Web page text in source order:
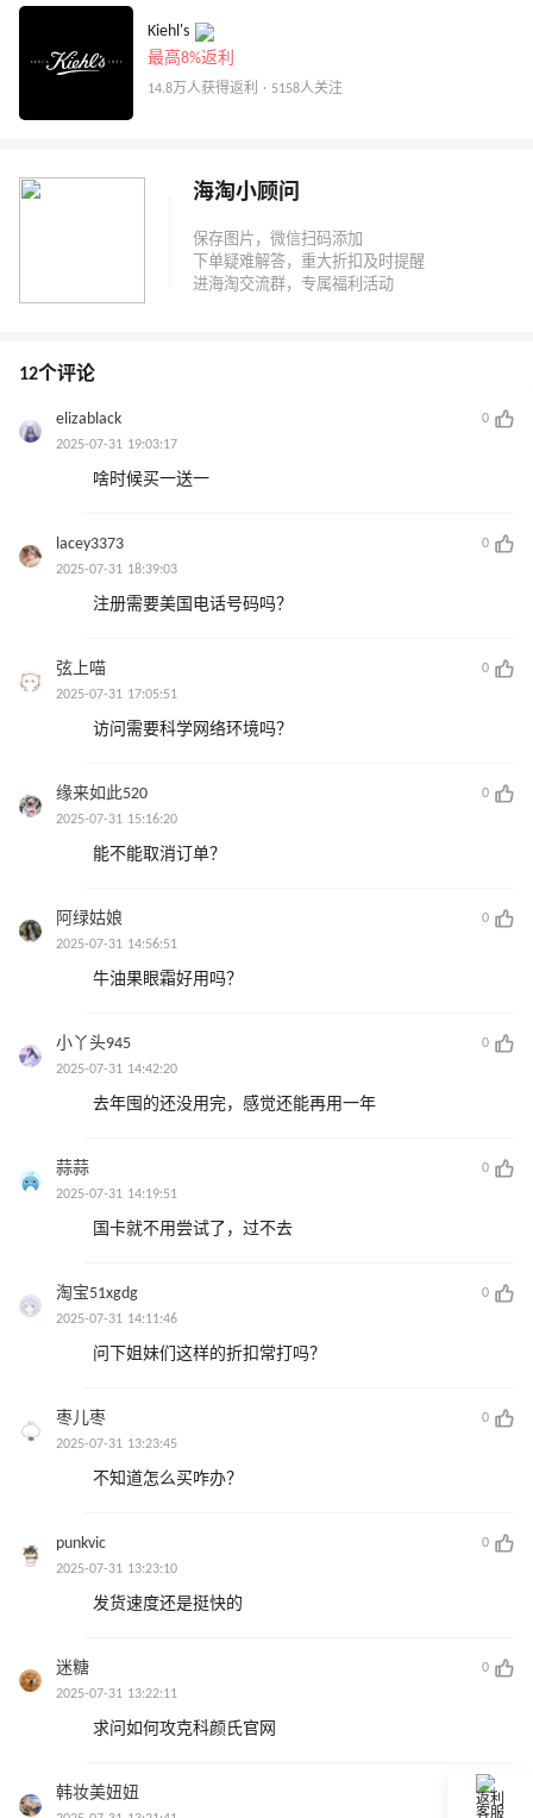
Kiehl's
最高8%返利
14.8万人获得返利 · 5158人关注
海淘小顾问
12个评论
elizablack
0
2025-07-31 19:03:17
啥时候买一送一
lacey3373
0
2025-07-31 18:39:03
注册需要美国电话号码吗？
弦上喵
0
2025-07-31 17:05:51
访问需要科学网络环境吗？
缘来如此520
0
2025-07-31 15:16:20
能不能取消订单？
阿绿姑娘
0
2025-07-31 14:56:51
牛油果眼霜好用吗？
小丫头945
0
2025-07-31 14:42:20
去年囤的还没用完，感觉还能再用一年
蒜蒜
0
2025-07-31 14:19:51
国卡就不用尝试了，过不去
淘宝51xgdg
0
2025-07-31 14:11:46
问下姐妹们这样的折扣常打吗？
枣儿枣
0
2025-07-31 13:23:45
不知道怎么买咋办？
punkvic
0
2025-07-31 13:23:10
发货速度还是挺快的
迷糖
0
2025-07-31 13:22:11
求问如何攻克科颜氏官网
韩妆美妞妞
0
返利
客服